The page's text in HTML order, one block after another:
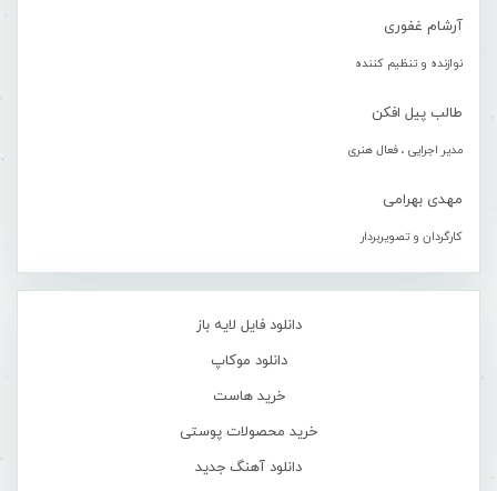
آرشام غفوری
نوازنده و تنظیم کننده
طالب پیل افکن
مدیر اجرایی ، فعال هنری
مهدی بهرامی
کارگردان و تصویربردار
دانلود فایل لایه باز
دانلود موکاپ
خرید هاست
خرید محصولات پوستی
دانلود آهنگ جدید